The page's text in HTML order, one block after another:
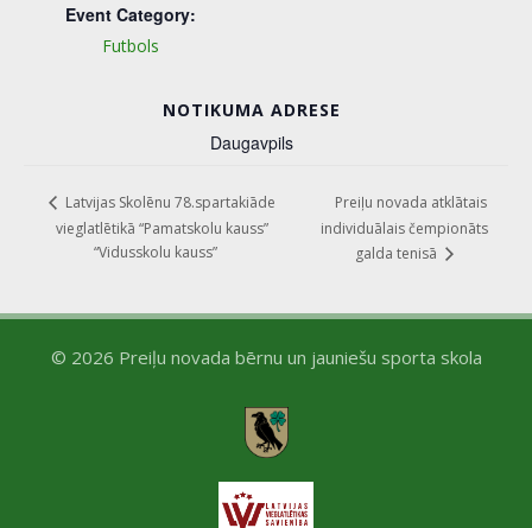
Event Category:
Futbols
NOTIKUMA ADRESE
Daugavpils
Latvijas Skolēnu 78.spartakiāde
vieglatlētikā “Pamatskolu kauss”
“Vidusskolu kauss”
Preiļu novada atklātais
individuālais čempionāts
galda tenisā
© 2026 Preiļu novada bērnu un jauniešu sporta skola